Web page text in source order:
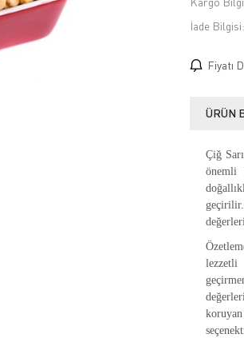
İade Bilgisi:
Fiyatı
ÜRÜN
Çiğ
önemli